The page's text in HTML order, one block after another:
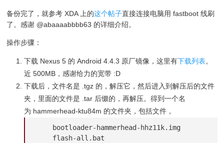
备份完了，就参考 XDA 上的这个帖子直接连接电脑用 fastboot 线刷
了。感谢 @abaaaabbbb63 的详细介绍。
操作步骤：
下载 Nexus 5 的 Android 4.4.3 原厂镜像，这里有下载列表。
近 500MB，感谢给力的宽带 :D
下载后，文件名是 .tgz 的，解压它，然后进入到解压后的文件
夹，里面的文件是 .tar 后缀的，再解压。得到一个名
为 hammerhead-ktu84m 的文件夹，包括文件，
    bootloader-hammerhead-hhz11k.img
    flash-all.bat